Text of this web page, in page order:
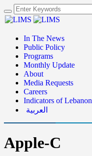
In The News
Public Policy
Programs
Monthly Update
About
Media Requests
Careers
Indicators of Lebanon
العربية
Apple-C